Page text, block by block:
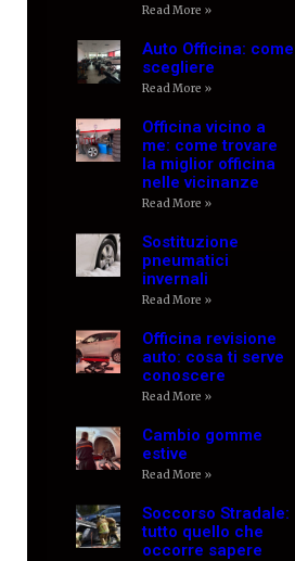
Read More »
Auto Officina: come
scegliere
Read More »
Officina vicino a
me: come trovare
la miglior officina
nelle vicinanze
Read More »
Sostituzione
pneumatici
invernali
Read More »
Officina revisione
auto: cosa ti serve
conoscere
Read More »
Cambio gomme
estive
Read More »
Soccorso Stradale:
tutto quello che
occorre sapere